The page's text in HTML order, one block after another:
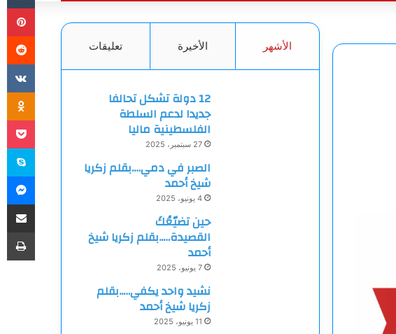
الأشهر الأخيرة تعليقات
12 دولة تشكل تحالفا
جديدا لدعم السلطة
الفلسطينية ماليا
27 سبتمبر، 2025
الصبر في دمي….بقلم زكريا
شيخ أحمد
4 يونيو، 2025
حين تضيّعُكَ
القصيدة…..بقلم زكريا شيخ
أحمد
7 يونيو، 2025
نشيد واحد يكفي…..بقلم
زكريا شيخ أحمد
11 يونيو، 2025